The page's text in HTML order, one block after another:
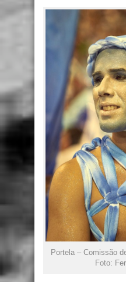
Portela – Comissão
Foto: